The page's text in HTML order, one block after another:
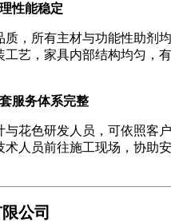
性能稳定
所有主材与功能性助剂均
艺，家具内部结构均匀，
服务体系完整
色研发人员，可依照客户
人员前往施工现场，协助
公司